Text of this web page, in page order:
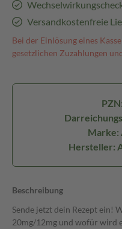
Versandkostenfreie
Bei der Einlösung eines
gesetzlichen Zuzahlungen
Marke:
Hersteller:
Beschreibung
Sende jetzt dein Rezept ein!
20mg/12mg und wofür wird